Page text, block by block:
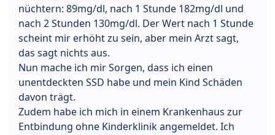
nüchtern: 89mg/dl, nach 1 Stunde 182mg/dl und
nach 2 Stunden 130mg/dl. Der Wert nach 1 Stunde
scheint mir erhöht zu sein, aber mein Arzt sagt,
das sagt nichts aus.
Nun mache ich mir Sorgen, dass ich einen
unentdeckten SSD habe und mein Kind Schäden
davon trägt.
Zudem habe ich mich in einem Krankenhaus zur
Entbindung ohne Kinderklinik angemeldet. Ich